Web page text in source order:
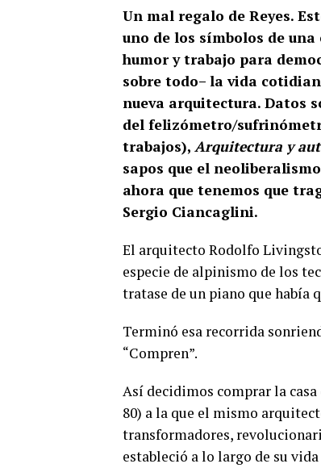
Un mal regalo de Reyes.
uno de los símbolos de
humor y trabajo para
sobre todo– la vida
nueva arquitectura. Datos
del felizómetro/
trabajos), Arquitectura y
sapos que el
ahora que tenemos que
Sergio Ciancaglini.
El arquitecto Rodolfo
especie de alpinismo de los
tratase de un piano que había
Terminó esa recorrida
“Compren”.
Así decidimos comprar la
80) a la que el mismo
transformadores,
estableció a lo largo de su